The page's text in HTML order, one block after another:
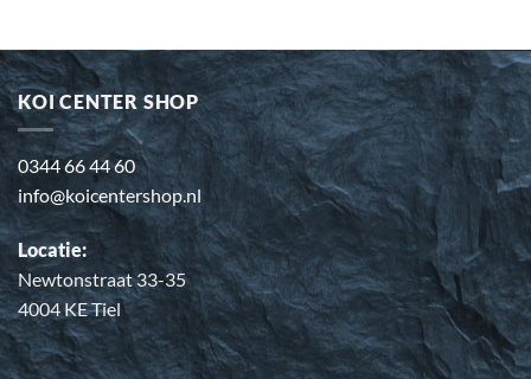
KOI CENTER SHOP
0344 66 44 60
info@koicentershop.nl
Locatie:
Newtonstraat 33-35
4004 KE Tiel